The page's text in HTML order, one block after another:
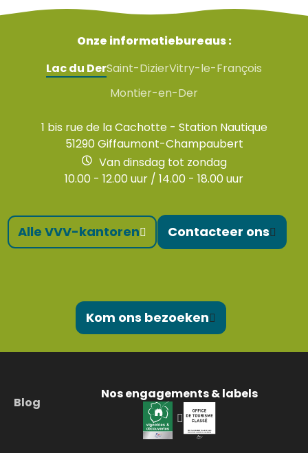
Onze informatiebureaus :
Lac du DerSaint-DizierVitry-le-François
Montier-en-Der
1 bis rue de la Cachotte - Station Nautique
51290 Giffaumont-Champaubert
Van dinsdag tot zondag
10.00 - 12.00 uur / 14.00 - 18.00 uur
Alle VVV-kantoren Contacteer ons
Kom ons bezoeken
Blog
Nos engagements & labels